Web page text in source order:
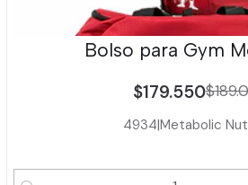
Bolso para Gym
$179.550
4934|Metabolic